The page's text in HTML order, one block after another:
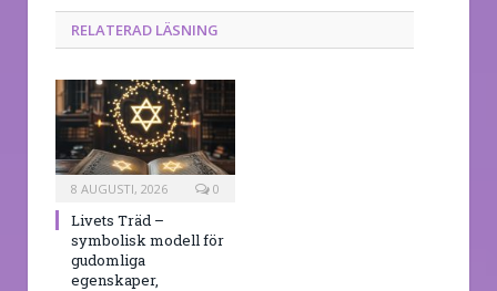
RELATERAD LÄSNING
8 AUGUSTI, 2026 0
Livets Träd –
symbolisk modell för
gudomliga
egenskaper,